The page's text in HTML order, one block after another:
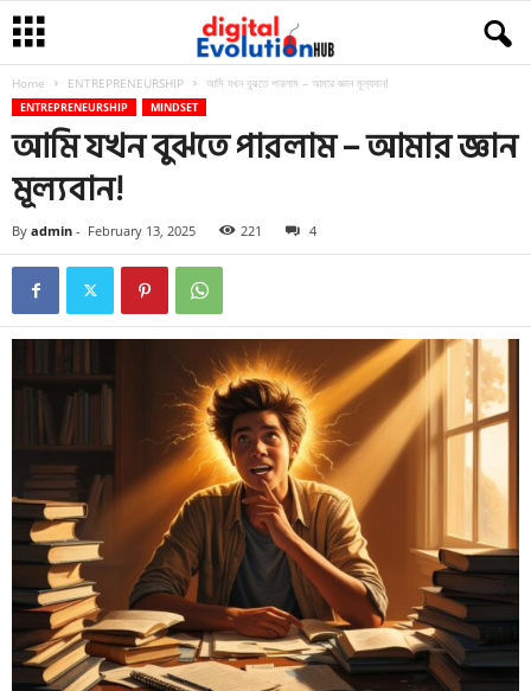
Home ENTREPRENEURSHIP আমি যখন বুঝতে পারলাম – আমার জ্ঞান মূল্যবান!
ENTREPRENEURSHIP MINDSET
আমি যখন বুঝতে পারলাম – আমার জ্ঞান
মূল্যবান!
By admin - February 13, 2025 221 4